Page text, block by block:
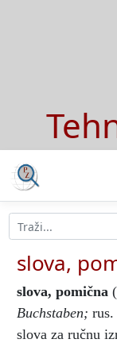
slova,
slova, pomična
Buchstaben; rus.
slova za ručnu